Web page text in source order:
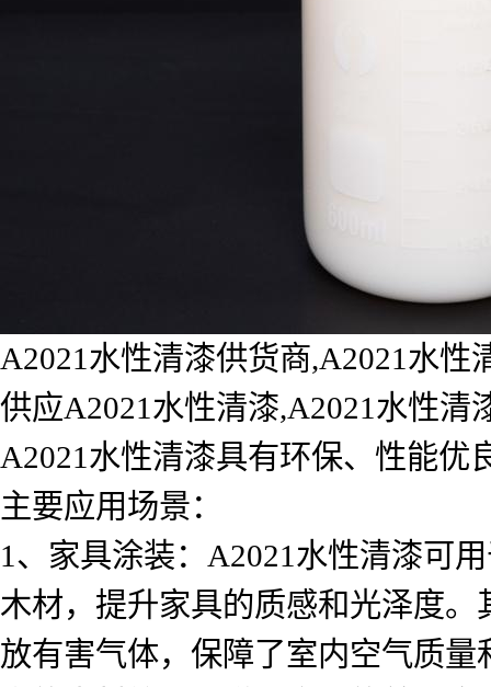
A2021水性清漆供货商,A2021水
供应A2021水性清漆,A2021水性
A2021水性清漆具有环保、性能优
主要应用场景：
1、家具涂装：A2021水性清漆可
木材，提升家具的质感和光泽度
放有害气体，保障了室内空气质